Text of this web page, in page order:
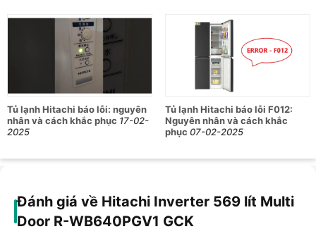
Tủ lạnh Hitachi báo lỗi: nguyên
nhân và cách khắc phục 17-02-
2025
Tủ lạnh Hitachi báo lỗi F012:
Nguyên nhân và cách khắc
phục 07-02-2025
Đánh giá về Hitachi Inverter 569 lít Multi
Door R-WB640PGV1 GCK